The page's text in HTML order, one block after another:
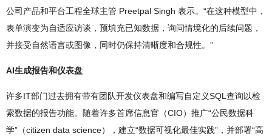
公司产品和平台工程全球主管 Preetpal Singh 表示。“在这种模型中，
表单演变为自适应访谈，预填充已知数据，询问情境化的后续问题，
并接受自然语言或图像，同时仍保持清晰度和合规性。”
AI生成报告和仪表盘
许多IT部门过去拥有带有团队开发仪表盘和编写自定义SQL查询以检
索数据的报告功能。随着许多首席信息官（CIO）推广“公民数据科
学”（citizen data science），建立“数据可视化最佳实践”，并部署“高